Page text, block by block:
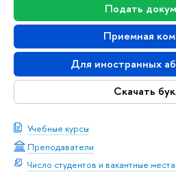
Подать
Приемная
Для иностранных
Скачать
Учебные курсы
Преподаватели
Число студентов и вакантные места